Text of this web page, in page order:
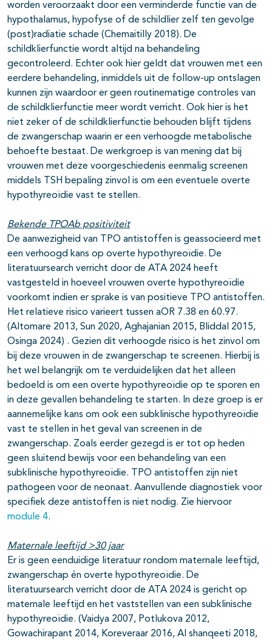
worden veroorzaakt door een verminderde functie van de
hypothalamus, hypofyse of de schildlier zelf ten gevolge
(post)radiatie schade (Chemaitilly 2018). De
schildklierfunctie wordt altijd na behandeling
gecontroleerd. Echter ook hier geldt dat vrouwen met een
eerdere behandeling, inmiddels uit de follow-up ontslagen
kunnen zijn waardoor er geen routinematige controles van
de schildklierfunctie meer wordt verricht. Ook hier is het
niet zeker of de schildklierfunctie behouden blijft tijdens
de zwangerschap waarin er een verhoogde metabolische
behoefte bestaat. De werkgroep is van mening dat bij
vrouwen met deze voorgeschiedenis eenmalig screenen
middels TSH bepaling zinvol is om een eventuele overte
hypothyreoïdie vast te stellen.
Bekende TPOAb positiviteit
De aanwezigheid van TPO antistoffen is geassocieerd met
een verhoogd kans op overte hypothyreoïdie. De
literatuursearch verricht door de ATA 2024 heeft
vastgesteld in hoeveel vrouwen overte hypothyreoïdie
voorkomt indien er sprake is van positieve TPO antistoffen.
Het relatieve risico varieert tussen aOR 7.38 en 60.97.
(Altomare 2013, Sun 2020, Aghajanian 2015, Bliddal 2015,
Osinga 2024) . Gezien dit verhoogde risico is het zinvol om
bij deze vrouwen in de zwangerschap te screenen. Hierbij is
het wel belangrijk om te verduidelijken dat het alleen
bedoeld is om een overte hypothyreoïdie op te sporen en
in deze gevallen behandeling te starten. In deze groep is er
aannemelijke kans om ook een subklinische hypothyreoïdie
vast te stellen in het geval van screenen in de
zwangerschap. Zoals eerder gezegd is er tot op heden
geen sluitend bewijs voor een behandeling van een
subklinische hypothyreoïdie. TPO antistoffen zijn niet
pathogeen voor de neonaat. Aanvullende diagnostiek voor
specifiek deze antistoffen is niet nodig. Zie hiervoor
module 4.
Maternale leeftijd >30 jaar
Er is geen eenduidige literatuur rondom maternale leeftijd,
zwangerschap én overte hypothyreoïdie. De
literatuursearch verricht door de ATA 2024 is gericht op
maternale leeftijd en het vaststellen van een subklinische
hypothyreoïdie. (Vaidya 2007, Potlukova 2012,
Gowachirapant 2014, Koreveraar 2016, Al shanqeeti 2018,